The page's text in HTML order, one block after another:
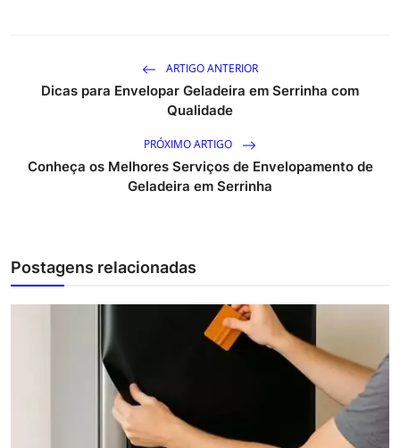
ARTIGO ANTERIOR
Dicas para Envelopar Geladeira em Serrinha com
Qualidade
PRÓXIMO ARTIGO
Conheça os Melhores Serviços de Envelopamento de
Geladeira em Serrinha
Postagens relacionadas